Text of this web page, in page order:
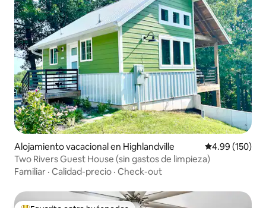
Alojamiento vacacional en Highlandville Calificación
4.99 (150)
Two Rivers Guest House (sin gastos de limpieza)
Familiar · Calidad-precio · Check-out